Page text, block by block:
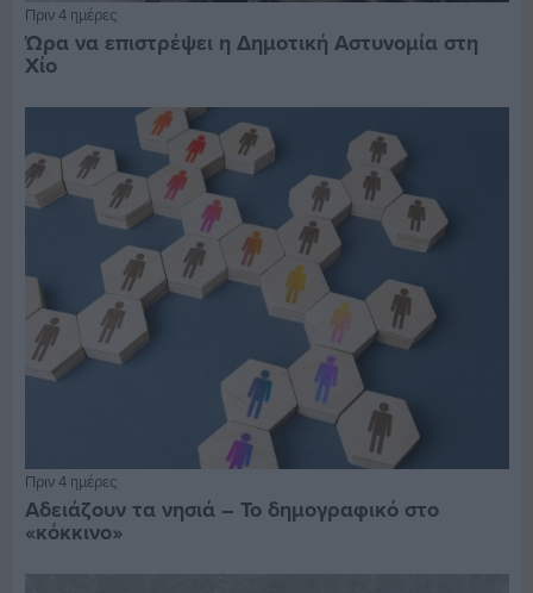
Πριν 4 ημέρες
Ώρα να επιστρέψει η Δημοτική Αστυνομία στη
Χίο
Πριν 4 ημέρες
Αδειάζουν τα νησιά – Το δημογραφικό στο
«κόκκινο»